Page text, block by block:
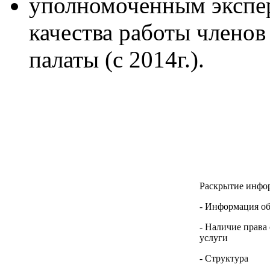
качества работы
палаты (с 2014г.).
Раскрытие
- Информация
- Наличие права
услуги
- Структура